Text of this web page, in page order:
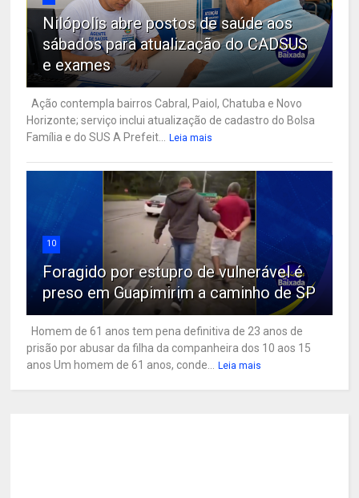
Nilópolis abre postos de saúde aos
sábados para atualização do CADSUS
e exames
Ação contempla bairros Cabral, Paiol, Chatuba e Novo
Horizonte; serviço inclui atualização de cadastro do Bolsa
Família e do SUS A Prefeit...
Leia mais
10
Foragido por estupro de vulnerável é
preso em Guapimirim a caminho de SP
Homem de 61 anos tem pena definitiva de 23 anos de
prisão por abusar da filha da companheira dos 10 aos 15
anos Um homem de 61 anos, conde...
Leia mais